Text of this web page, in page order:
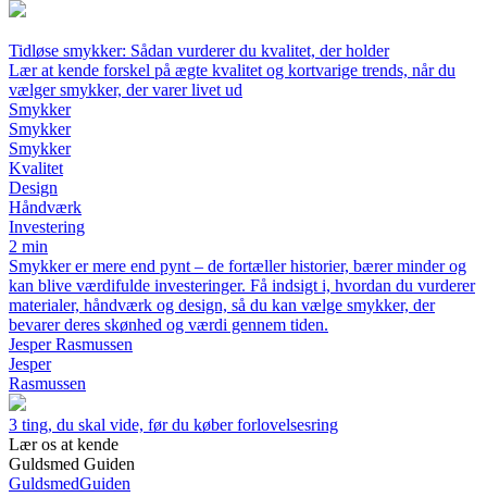
Tidløse smykker: Sådan vurderer du kvalitet, der holder
Lær at kende forskel på ægte kvalitet og kortvarige trends, når du
vælger smykker, der varer livet ud
Smykker
Smykker
Smykker
Kvalitet
Design
Håndværk
Investering
2 min
Smykker er mere end pynt – de fortæller historier, bærer minder og
kan blive værdifulde investeringer. Få indsigt i, hvordan du vurderer
materialer, håndværk og design, så du kan vælge smykker, der
bevarer deres skønhed og værdi gennem tiden.
Jesper Rasmussen
Jesper
Rasmussen
3 ting, du skal vide, før du køber forlovelsesring
Lær os at kende
Guldsmed Guiden
GuldsmedGuiden